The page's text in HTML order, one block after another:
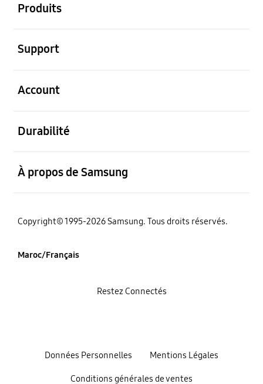
Produits
Support
Account
Durabilité
À propos de Samsung
Copyright© 1995-2026 Samsung. Tous droits réservés.
Maroc/Français
Données Personnelles Mentions Légales
Conditions générales de ventes
Restez Connectés